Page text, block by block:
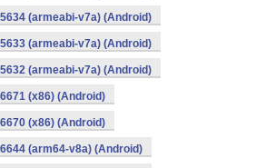
(armeabi-v7a) (Android)
(armeabi-v7a) (Android)
(armeabi-v7a) (Android)
(x86) (Android)
(x86) (Android)
(arm64-v8a) (Android)